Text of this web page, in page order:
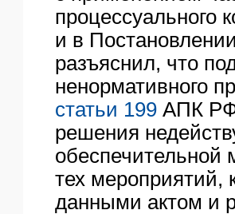
процессуального
и в
разъяснил, что
ненормативного
статьи 199 АПК РФ
решения
обеспечительной
тех мероприятий,
данными актом и